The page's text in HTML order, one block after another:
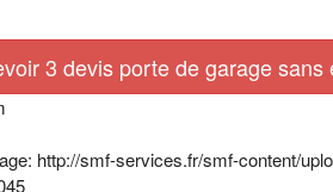
3 devis porte de garage
http://smf-services.fr/smf-content/